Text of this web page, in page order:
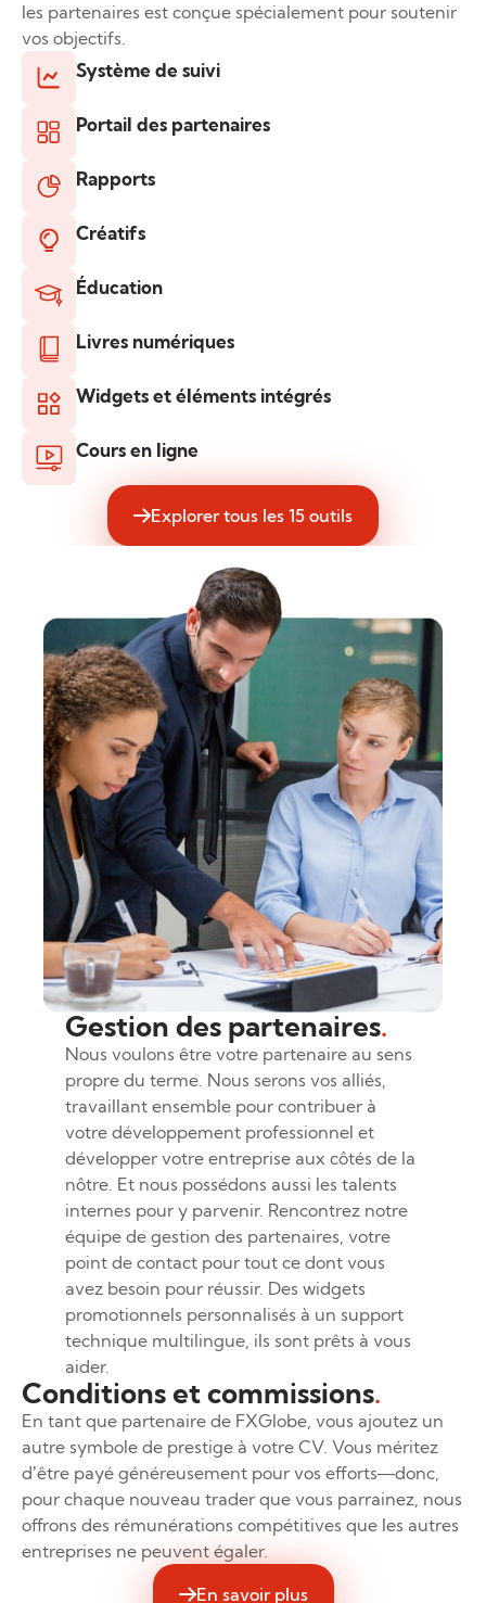
les partenaires est conçue spécialement pour soutenir
vos objectifs.
Système de suivi
Portail des partenaires
Rapports
Créatifs
Éducation
Livres numériques
Widgets et éléments intégrés
Cours en ligne
Explorer tous les 15 outils
Gestion des partenaires.
Nous voulons être votre partenaire au sens
propre du terme. Nous serons vos alliés,
travaillant ensemble pour contribuer à
votre développement professionnel et
développer votre entreprise aux côtés de la
nôtre. Et nous possédons aussi les talents
internes pour y parvenir. Rencontrez notre
équipe de gestion des partenaires, votre
point de contact pour tout ce dont vous
avez besoin pour réussir. Des widgets
promotionnels personnalisés à un support
technique multilingue, ils sont prêts à vous
aider.
Conditions et commissions.
En tant que partenaire de FXGlobe, vous ajoutez un
autre symbole de prestige à votre CV. Vous méritez
d’être payé généreusement pour vos efforts—donc,
pour chaque nouveau trader que vous parrainez, nous
offrons des rémunérations compétitives que les autres
entreprises ne peuvent égaler.
En savoir plus